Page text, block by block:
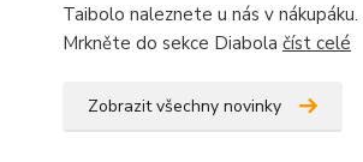
Taibolo naleznete u nás v nákupáku.
Mrkněte do sekce Diabola číst celé
Zobrazit všechny novinky